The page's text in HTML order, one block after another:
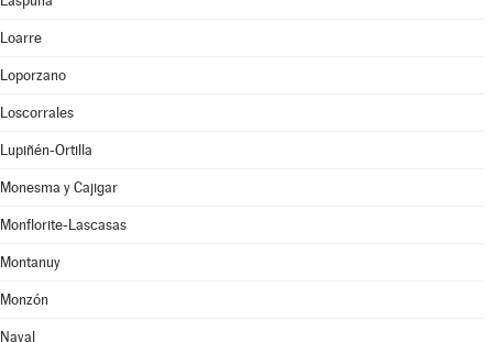
Loarre
Loporzano
Loscorrales
Lupiñén-Ortilla
Monesma y Cajigar
Monflorite-Lascasas
Montanuy
Monzón
Naval